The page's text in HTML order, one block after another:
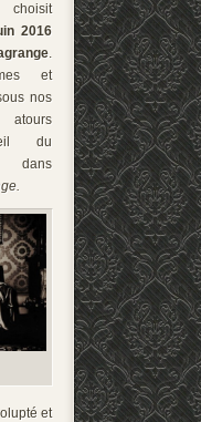
2016
.
et
nos
atours
du
et